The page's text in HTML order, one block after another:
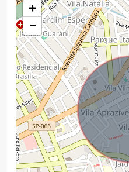
+
−